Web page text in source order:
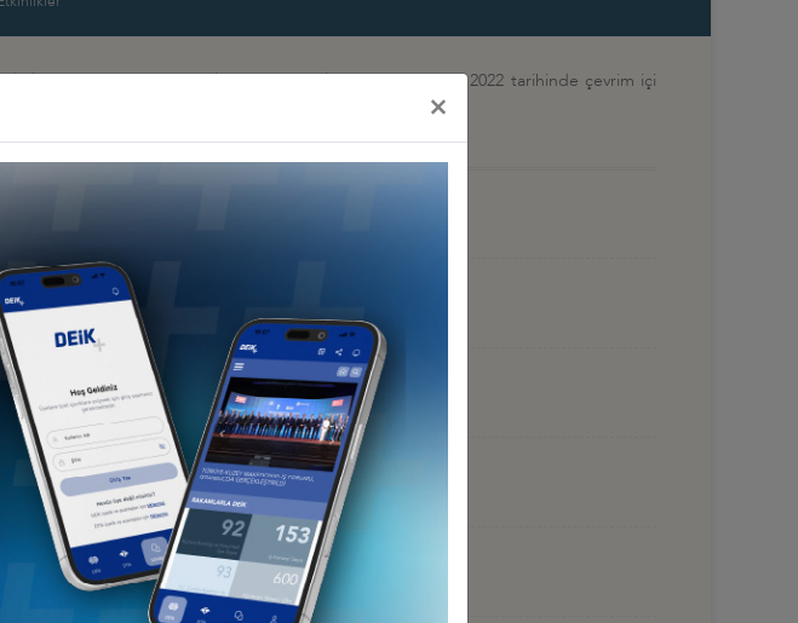
Tayyar Kağan Atay ile tanışma toplantısını 5 Temmuz 2022 tarihinde çevrim içi
ele alındı.
2022, ÇEVRİM İÇİ
İÇİ
×